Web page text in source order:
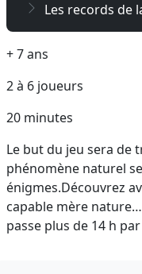
Les records de
+ 7 ans
2 à 6 joueurs
20 minutes
Le but du jeu sera de
phénomène naturel
énigmes.Découvrez
capable mère
passe plus de 14 h